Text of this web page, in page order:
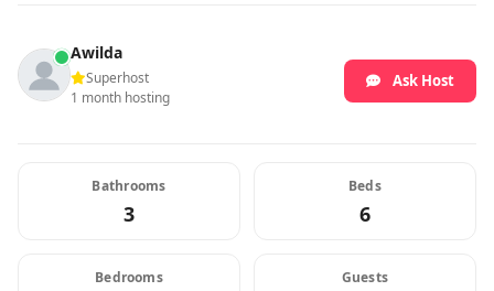
Awilda
Superhost
1 month hosting
Ask Host
Bathrooms
3
Beds
6
Bedrooms Guests